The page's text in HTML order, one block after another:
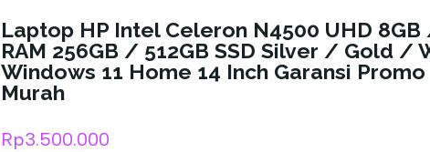
Laptop HP Intel Celeron N4500 UHD
RAM 256GB / 512GB SSD Silver / Gold /
Windows 11 Home 14 Inch Garansi Promo
Murah
Rp3.500.000